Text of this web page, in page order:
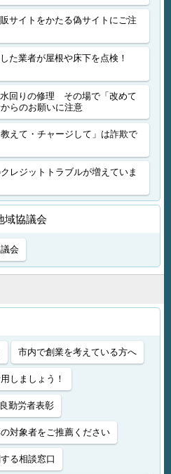
サイトをかたる偽サイトにご注
した業者が屋根や床下を点検！
水回りの修理 その場で「改めて
らのお願いに注意
えて・チャージして」は詐欺で
レジットトラブルが増えていま
域協議会
会
市内で創業を考えている方へ
しましょう！
勤労者表彰
対象者をご推薦ください
る相談窓口